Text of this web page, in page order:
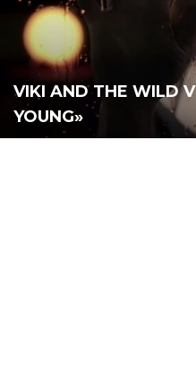
VIKI AND THE WILD
YOUNG»